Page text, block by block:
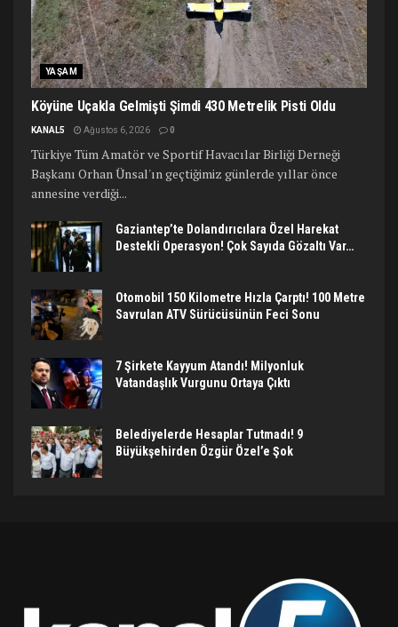
YAŞAM
Köyüne Uçakla Gelmişti Şimdi 430 Metrelik Pisti Oldu
KANAL5 Ağustos 6, 2026 0
Türkiye Tüm Amatör ve Sportif Havacılar Birliği Derneği
Başkanı Orhan Ünsal'ın geçtiğimiz günlerde yıllar önce
annesine verdiği...
Gaziantep’te Dolandırıcılara Özel Harekat
Destekli Operasyon! Çok Sayıda Gözaltı Var…
Otomobil 150 Kilometre Hızla Çarptı! 100 Metre
Savrulan ATV Sürücüsünün Feci Sonu
7 Şirkete Kayyum Atandı! Milyonluk
Vatandaşlık Vurgunu Ortaya Çıktı
Belediyelerde Hesaplar Tutmadı! 9
Büyükşehirden Özgür Özel’e Şok